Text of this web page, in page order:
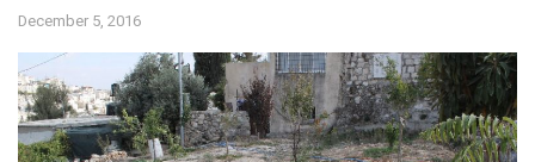
December 5, 2016